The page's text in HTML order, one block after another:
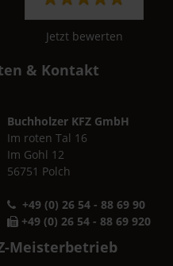
Jetzt bewerten
& Kontakt
Buchholzer KFZ GmbH
Im roten Tal 16
Im Gohl 12
56751 Polch
+49 (0) 26 54 - 88 69 90
+49 (0) 26 54 - 88 69 920
Meisterbetrieb